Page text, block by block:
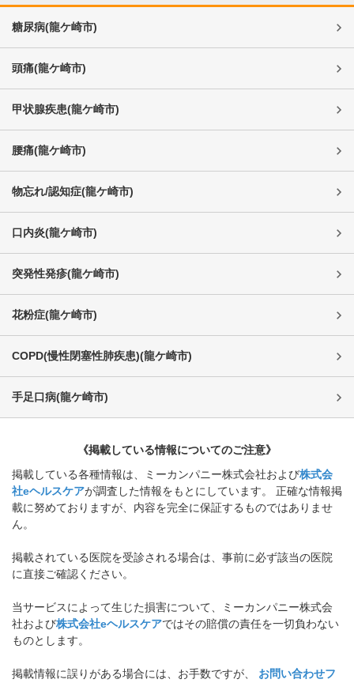
糖尿病(龍ケ崎市)
頭痛(龍ケ崎市)
甲状腺疾患(龍ケ崎市)
腰痛(龍ケ崎市)
物忘れ/認知症(龍ケ崎市)
口内炎(龍ケ崎市)
突発性発疹(龍ケ崎市)
花粉症(龍ケ崎市)
COPD(慢性閉塞性肺疾患)(龍ケ崎市)
手足口病(龍ケ崎市)
《掲載している情報についてのご注意》
掲載している各種情報は、ミーカンパニー株式会社および株式会
社eヘルスケアが調査した情報をもとにしています。 正確な情報掲
載に努めておりますが、内容を完全に保証するものではありませ
ん。
掲載されている医院を受診される場合は、事前に必ず該当の医院
に直接ご確認ください。
当サービスによって生じた損害について、ミーカンパニー株式会
社および株式会社eヘルスケアではその賠償の責任を一切負わない
ものとします。
掲載情報に誤りがある場合には、お手数ですが、
お問い合わせフ